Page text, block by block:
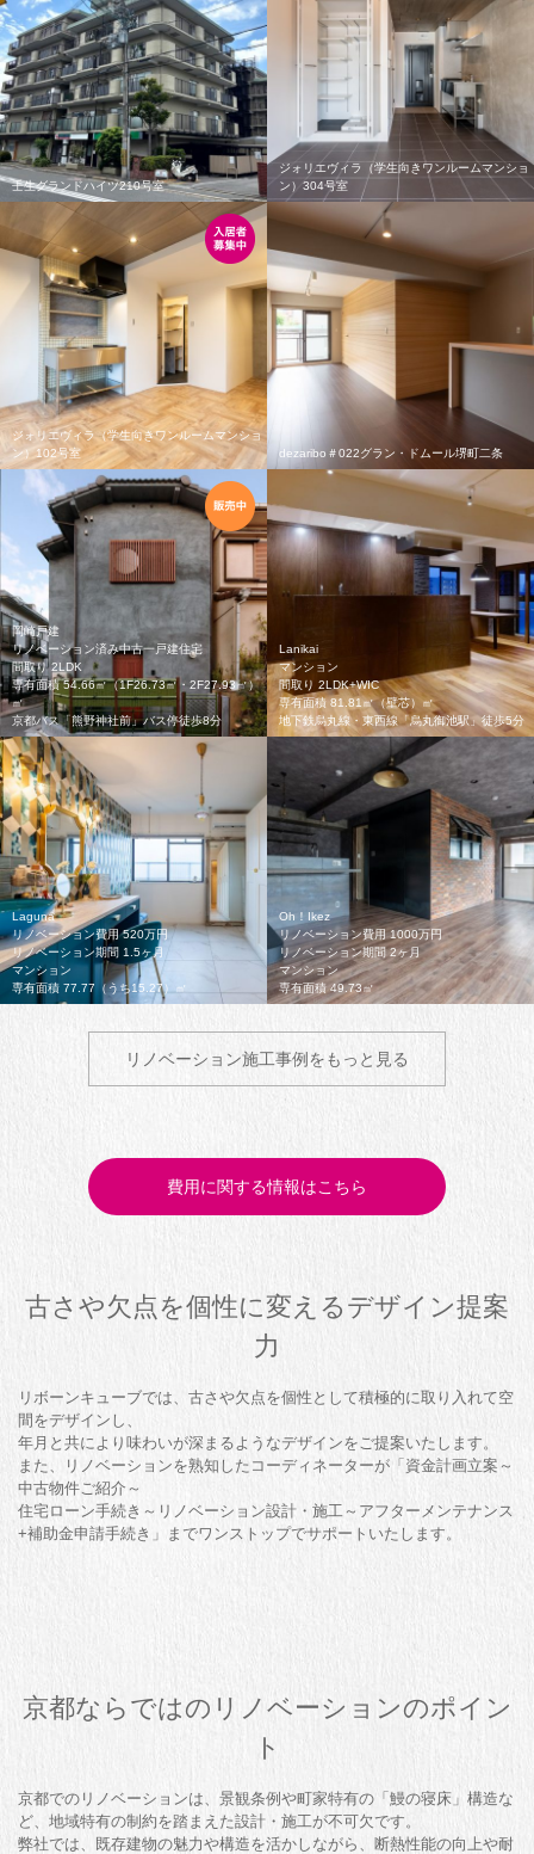
壬生グランドハイツ210号室
ジォリエヴィラ（学生向きワンルームマンショ
ン）304号室
ジォリエヴィラ（学生向きワンルームマンショ
ン）102号室
dezaribo＃022グラン・ドムール堺町二条
岡崎戸建
リノベーション済み中古一戸建住宅
間取り 2LDK
専有面積 54.66㎡（1F26.73㎡・2F27.93㎡）
㎡
京都バス「熊野神社前」バス停徒歩8分
Lanikai
マンション
間取り 2LDK+WIC
専有面積 81.81㎡（壁芯）㎡
地下鉄烏丸線・東西線「烏丸御池駅」徒歩5分
Laguna
リノベーション費用 520万円
リノベーション期間 1.5ヶ月
マンション
専有面積 77.77（うち15.27）㎡
Oh！Ikez
リノベーション費用 1000万円
リノベーション期間 2ヶ月
マンション
専有面積 49.73㎡
リノベーション施工事例をもっと見る
費用に関する情報はこちら
古さや欠点を個性に変えるデザイン提案
力
リボーンキューブでは、古さや欠点を個性として積極的に取り入れて空
間をデザインし、
年月と共により味わいが深まるようなデザインをご提案いたします。
また、リノベーションを熟知したコーディネーターが「資金計画立案～
中古物件ご紹介～
住宅ローン手続き～リノベーション設計・施工～アフターメンテナンス
+補助金申請手続き」までワンストップでサポートいたします。
京都ならではのリノベーションのポイン
ト
京都でのリノベーションは、景観条例や町家特有の「鰻の寝床」構造な
ど、地域特有の制約を踏まえた設計・施工が不可欠です。
弊社では、既存建物の魅力や構造を活かしながら、断熱性能の向上や耐